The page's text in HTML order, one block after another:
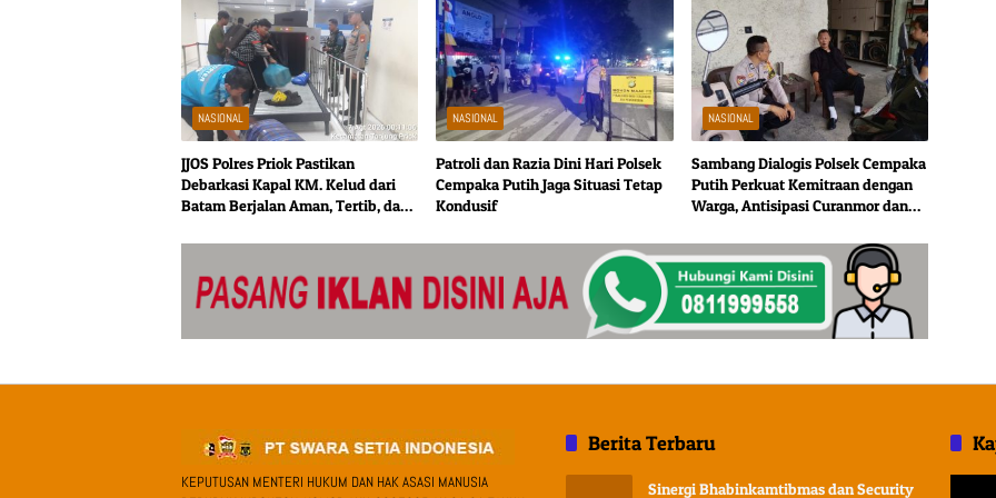
NASIONAL
JJOS Polres Priok Pastikan
Debarkasi Kapal KM. Kelud dari
Batam Berjalan Aman, Tertib, dan
NASIONAL
Patroli dan Razia Dini Hari Polsek
Cempaka Putih Jaga Situasi Tetap
Kondusif
NASIONAL
Sambang Dialogis Polsek Cempaka
Putih Perkuat Kemitraan dengan
Warga, Antisipasi Curanmor dan
KEPUTUSAN MENTERI HUKUM DAN HAK ASASI MANUSIA
Berita Terbaru
Sinergi Bhabinkamtibmas dan Security